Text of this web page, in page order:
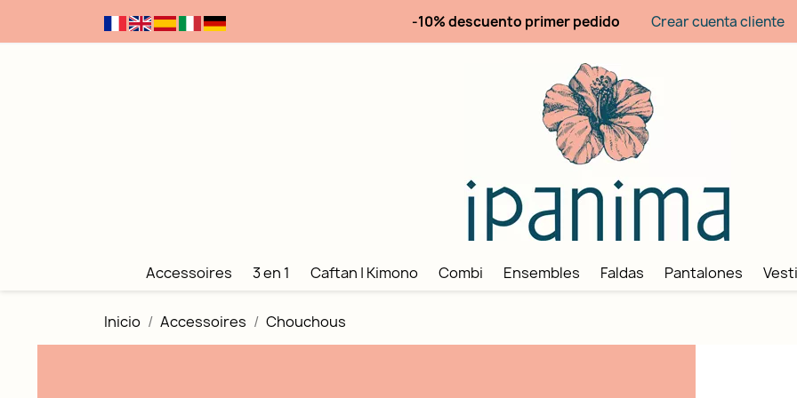
-10% descuento primer pedido Crear cuenta cliente
Accessoires 3 en 1 Caftan | Kimono Combi Ensembles Faldas Pantalones
Inicio Accessoires Chouchous